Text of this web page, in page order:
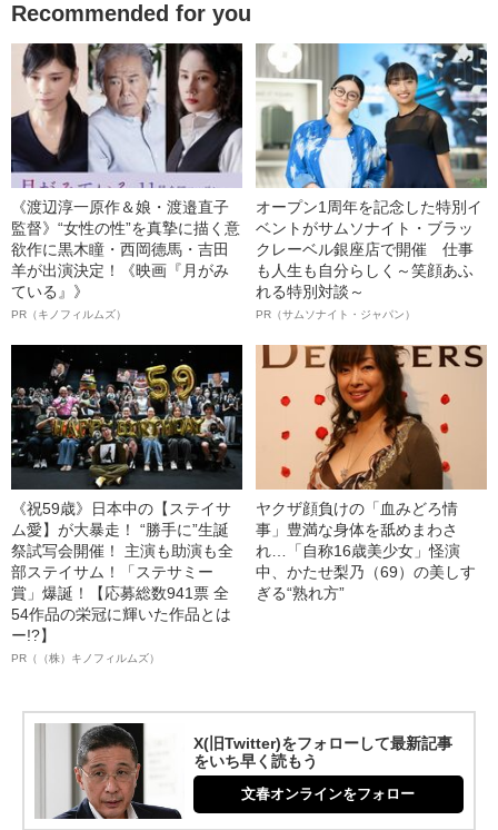
Recommended for you
《渡辺淳一原作＆娘・渡邉直子
監督》“女性の性”を真摯に描く意
欲作に黒木瞳・西岡德馬・吉田
羊が出演決定！《映画『月がみ
ている』》
PR（キノフィルムズ）
オープン1周年を記念した特別イ
ベントがサムソナイト・ブラッ
クレーベル銀座店で開催 仕事
も人生も自分らしく～笑顔あふ
れる特別対談～
PR（サムソナイト・ジャパン）
《祝59歳》日本中の【ステイサ
ム愛】が大暴走！ “勝手に”生誕
祭試写会開催！ 主演も助演も全
部ステイサム！「ステサミー
賞」爆誕！【応募総数941票 全
54作品の栄冠に輝いた作品とは
ー!?】
PR（（株）キノフィルムズ）
ヤクザ顔負けの「血みどろ情
事」豊満な身体を舐めまわさ
れ…「自称16歳美少女」怪演
中、かたせ梨乃（69）の美しす
ぎる“熟れ方”
X(旧Twitter)をフォローして最新記事
をいち早く読もう
文春オンラインをフォロー